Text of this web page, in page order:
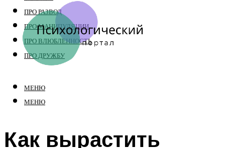
ПРО РАЗВОД
ПРО МАНИПУЛЯЦИИ
ПРО ВЛЮБЛЕННОСТЬ
ПРО ДРУЖБУ
МЕНЮ
МЕНЮ
Как вырастить